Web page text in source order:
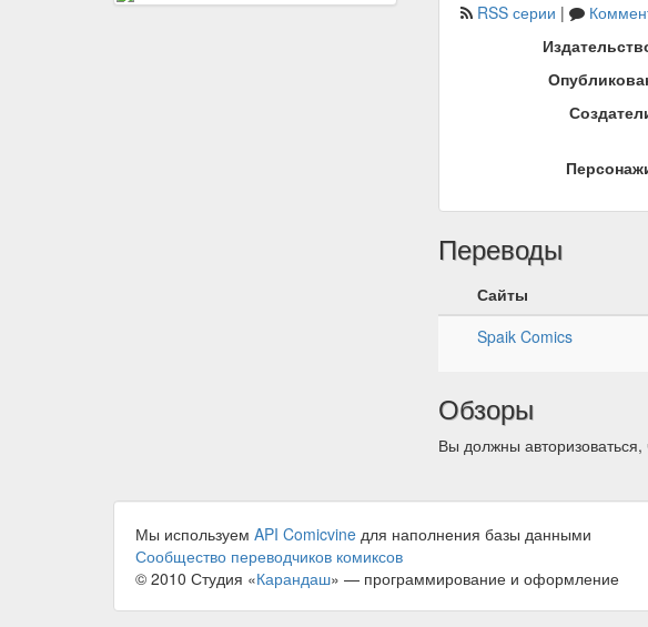
RSS серии |
Переводы
Сайты
Spaik Comics
Обзоры
Вы должны авторизоваться,
Мы используем API Comicvine для наполнения базы данными
Сообщество переводчиков комиксов
© 2010 Студия «Карандаш» — программирование и оформление